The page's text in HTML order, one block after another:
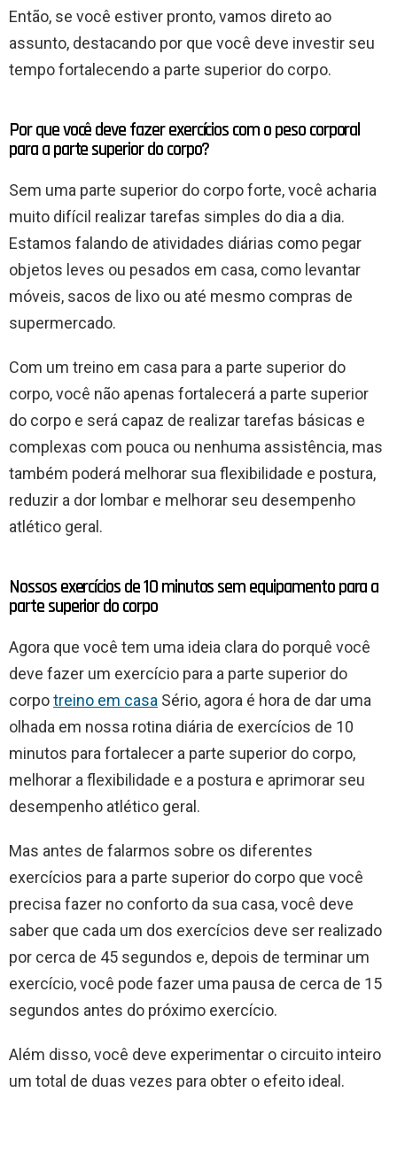
Então, se você estiver pronto, vamos direto ao
assunto, destacando por que você deve investir seu
tempo fortalecendo a parte superior do corpo.
Por que você deve fazer exercícios com o peso corporal
para a parte superior do corpo?
Sem uma parte superior do corpo forte, você acharia
muito difícil realizar tarefas simples do dia a dia.
Estamos falando de atividades diárias como pegar
objetos leves ou pesados em casa, como levantar
móveis, sacos de lixo ou até mesmo compras de
supermercado.
Com um treino em casa para a parte superior do
corpo, você não apenas fortalecerá a parte superior
do corpo e será capaz de realizar tarefas básicas e
complexas com pouca ou nenhuma assistência, mas
também poderá melhorar sua flexibilidade e postura,
reduzir a dor lombar e melhorar seu desempenho
atlético geral.
Nossos exercícios de 10 minutos sem equipamento para a
parte superior do corpo
Agora que você tem uma ideia clara do porquê você
deve fazer um exercício para a parte superior do
corpotreino em casa Sério, agora é hora de dar uma
olhada em nossa rotina diária de exercícios de 10
minutos para fortalecer a parte superior do corpo,
melhorar a flexibilidade e a postura e aprimorar seu
desempenho atlético geral.
Mas antes de falarmos sobre os diferentes
exercícios para a parte superior do corpo que você
precisa fazer no conforto da sua casa, você deve
saber que cada um dos exercícios deve ser realizado
por cerca de 45 segundos e, depois de terminar um
exercício, você pode fazer uma pausa de cerca de 15
segundos antes do próximo exercício.
Além disso, você deve experimentar o circuito inteiro
um total de duas vezes para obter o efeito ideal.